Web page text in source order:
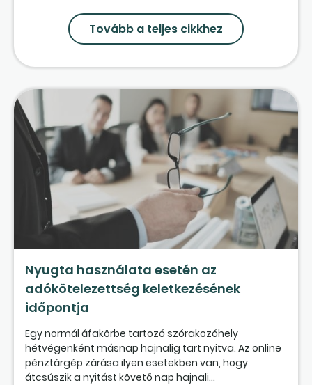
Tovább a teljes cikkhez
Nyugta használata esetén az
adókötelezettség keletkezésének
időpontja
Egy normál áfakörbe tartozó szórakozóhely
hétvégenként másnap hajnalig tart nyitva. Az online
pénztárgép zárása ilyen esetekben van, hogy
átcsúszik a nyitást követő nap hajnali...